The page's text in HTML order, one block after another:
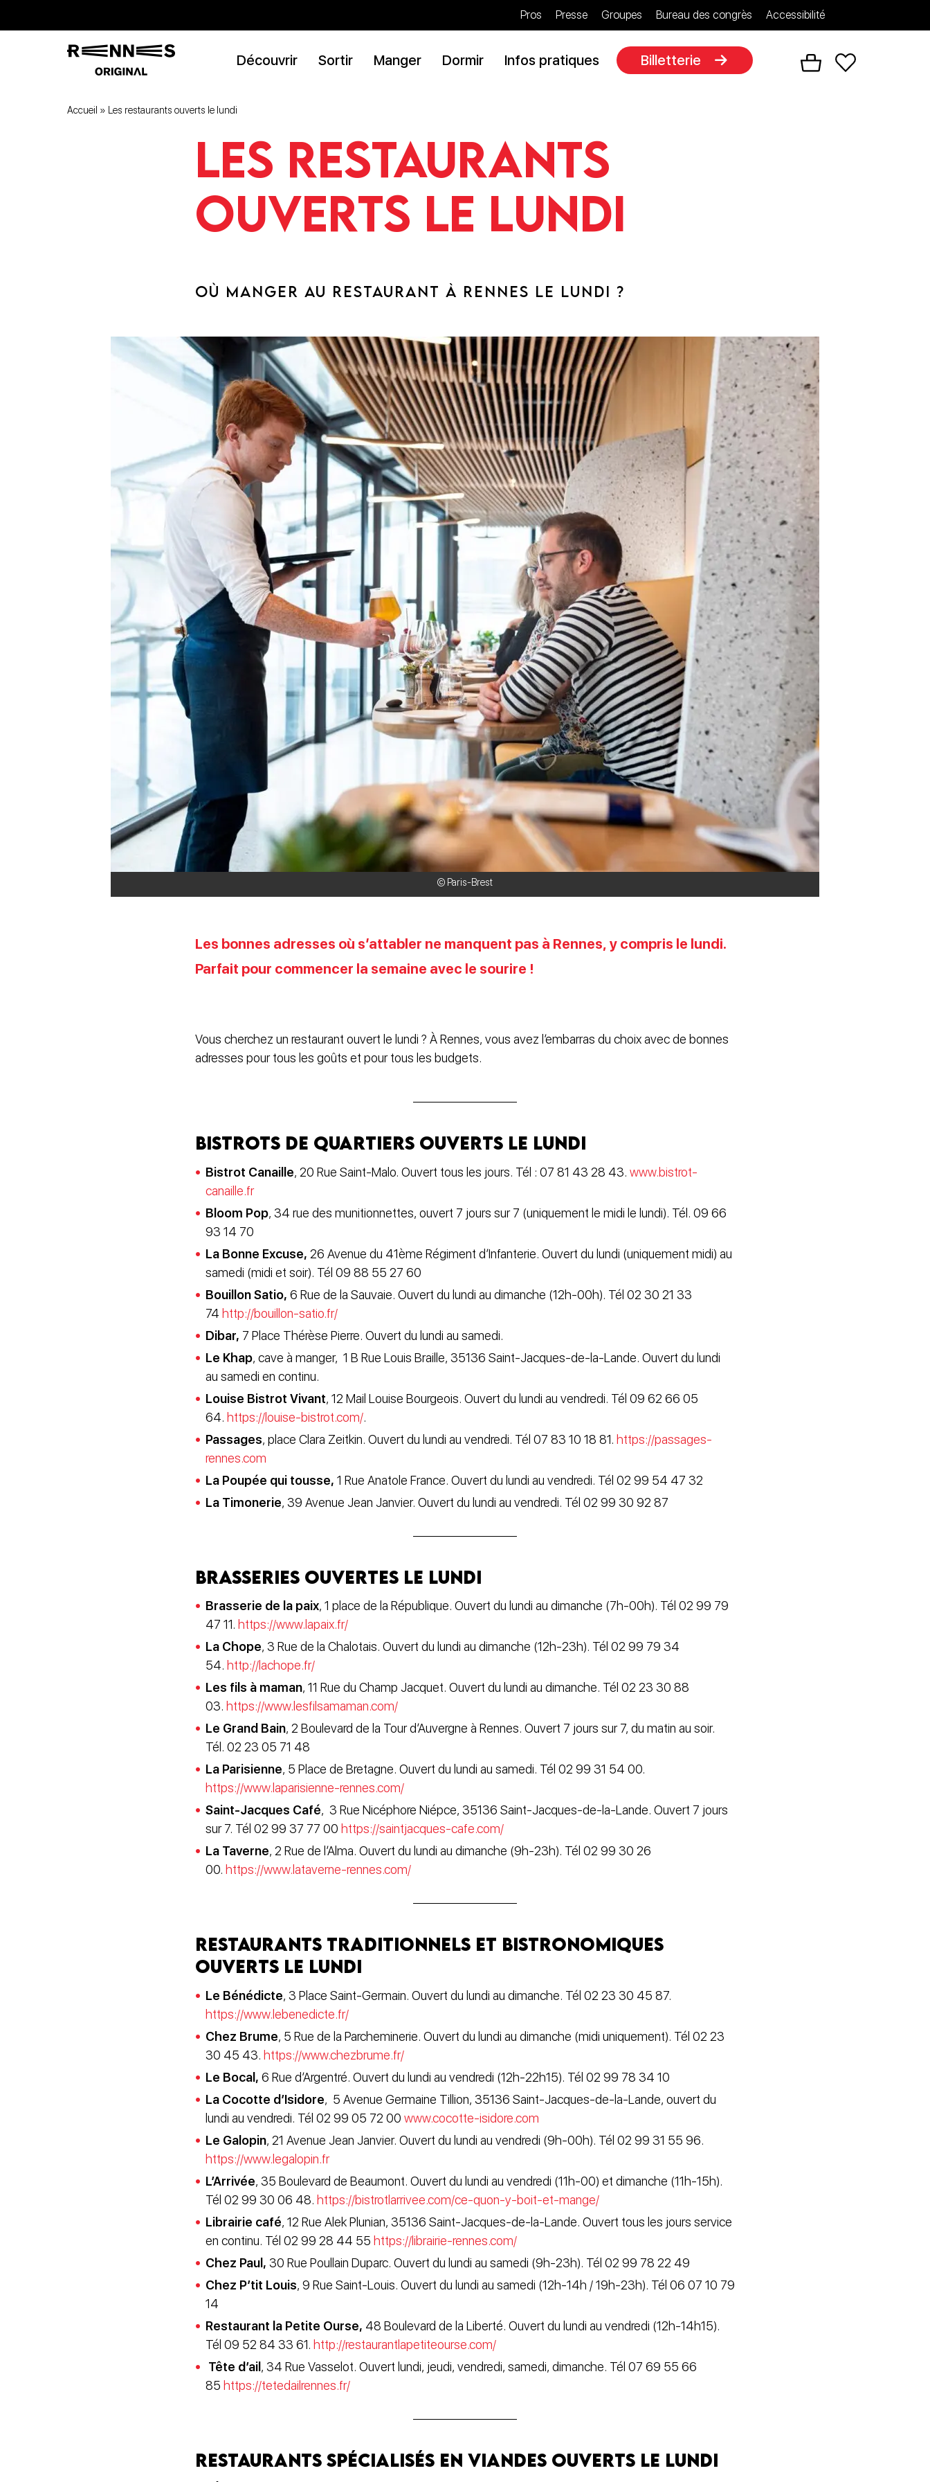
Pros Presse Groupes Bureau des congrès Accessibilité
Découvrir Sortir Manger Dormir Infos pratiques Billetterie
Accueil » Les restaurants ouverts le lundi
Les restaurants
ouverts le lundi
OÙ MANGER AU RESTAURANT À RENNES LE LUNDI ?
© Paris-Brest
Les bonnes adresses où s’attabler ne manquent pas à Rennes, y compris le lundi.
Parfait pour commencer la semaine avec le sourire !
Vous cherchez un restaurant ouvert le lundi ? À Rennes, vous avez l’embarras du choix avec de bonnes
adresses pour tous les goûts et pour tous les budgets.
Bistrots de quartiers ouverts le lundi
Bistrot Canaille, 20 Rue Saint-Malo. Ouvert tous les jours. Tél : 07 81 43 28 43. www.bistrot-
canaille.fr
Bloom Pop, 34 rue des munitionnettes, ouvert 7 jours sur 7 (uniquement le midi le lundi). Tél. 09 66
93 14 70
La Bonne Excuse, 26 Avenue du 41ème Régiment d’Infanterie. Ouvert du lundi (uniquement midi) au
samedi (midi et soir). Tél 09 88 55 27 60
Bouillon Satio, 6 Rue de la Sauvaie. Ouvert du lundi au dimanche (12h-00h). Tél 02 30 21 33
74 http://bouillon-satio.fr/
Dibar, 7 Place Thérèse Pierre. Ouvert du lundi au samedi.
Le Khap, cave à manger, 1 B Rue Louis Braille, 35136 Saint-Jacques-de-la-Lande. Ouvert du lundi
au samedi en continu.
Louise Bistrot Vivant, 12 Mail Louise Bourgeois. Ouvert du lundi au vendredi. Tél 09 62 66 05
64. https://louise-bistrot.com/.
Passages, place Clara Zeitkin. Ouvert du lundi au vendredi. Tél 07 83 10 18 81. https://passages-
rennes.com
La Poupée qui tousse, 1 Rue Anatole France. Ouvert du lundi au vendredi. Tél 02 99 54 47 32
La Timonerie, 39 Avenue Jean Janvier. Ouvert du lundi au vendredi. Tél 02 99 30 92 87
Brasseries ouvertes le lundi
Brasserie de la paix, 1 place de la République. Ouvert du lundi au dimanche (7h-00h). Tél 02 99 79
47 11. https://www.lapaix.fr/
La Chope, 3 Rue de la Chalotais. Ouvert du lundi au dimanche (12h-23h). Tél 02 99 79 34
54. http://lachope.fr/
Les fils à maman, 11 Rue du Champ Jacquet. Ouvert du lundi au dimanche. Tél 02 23 30 88
03. https://www.lesfilsamaman.com/
Le Grand Bain, 2 Boulevard de la Tour d’Auvergne à Rennes. Ouvert 7 jours sur 7, du matin au soir.
Tél. 02 23 05 71 48
La Parisienne, 5 Place de Bretagne. Ouvert du lundi au samedi. Tél 02 99 31 54 00.
https://www.laparisienne-rennes.com/
Saint-Jacques Café, 3 Rue Nicéphore Niépce, 35136 Saint-Jacques-de-la-Lande. Ouvert 7 jours
sur 7. Tél 02 99 37 77 00 https://saintjacques-cafe.com/
La Taverne, 2 Rue de l’Alma. Ouvert du lundi au dimanche (9h-23h). Tél 02 99 30 26
00. https://www.lataverne-rennes.com/
Restaurants traditionnels et bistronomiques
ouverts le lundi
Le Bénédicte, 3 Place Saint-Germain. Ouvert du lundi au dimanche. Tél 02 23 30 45 87.
https://www.lebenedicte.fr/
Chez Brume, 5 Rue de la Parcheminerie. Ouvert du lundi au dimanche (midi uniquement). Tél 02 23
30 45 43. https://www.chezbrume.fr/
Le Bocal, 6 Rue d’Argentré. Ouvert du lundi au vendredi (12h-22h15). Tél 02 99 78 34 10
La Cocotte d’Isidore, 5 Avenue Germaine Tillion, 35136 Saint-Jacques-de-la-Lande, ouvert du
lundi au vendredi. Tél 02 99 05 72 00 www.cocotte-isidore.com
Le Galopin, 21 Avenue Jean Janvier. Ouvert du lundi au vendredi (9h-00h). Tél 02 99 31 55 96.
https://www.legalopin.fr
L’Arrivée, 35 Boulevard de Beaumont. Ouvert du lundi au vendredi (11h-00) et dimanche (11h-15h).
Tél 02 99 30 06 48. https://bistrotlarrivee.com/ce-quon-y-boit-et-mange/
Librairie café, 12 Rue Alek Plunian, 35136 Saint-Jacques-de-la-Lande. Ouvert tous les jours service
en continu. Tél 02 99 28 44 55 https://librairie-rennes.com/
Chez Paul, 30 Rue Poullain Duparc. Ouvert du lundi au samedi (9h-23h). Tél 02 99 78 22 49
Chez P’tit Louis, 9 Rue Saint-Louis. Ouvert du lundi au samedi (12h-14h / 19h-23h). Tél 06 07 10 79
14
Restaurant la Petite Ourse, 48 Boulevard de la Liberté. Ouvert du lundi au vendredi (12h-14h15).
Tél 09 52 84 33 61. http://restaurantlapetiteourse.com/
Tête d’ail, 34 Rue Vasselot. Ouvert lundi, jeudi, vendredi, samedi, dimanche. Tél 07 69 55 66
85 https://tetedailrennes.fr/
Restaurants spécialisés en viandes ouverts le lundi